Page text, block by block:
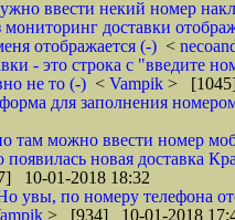
ввести некий номер
доставки
отображается (-) <
- это строка с "введите
не то (-) < Vampik >
для заполнения
там можно ввести номер
новая доставка
10-01-2018 18:32
увы, по номеру телефона
> [934] 10-01-2018